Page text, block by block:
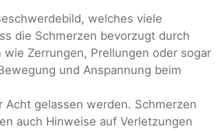
welches viele
die Schmerzen bevorzugt durch
Zerrungen, Prellungen oder sogar
und Anspannung beim
gelassen werden. Schmerzen
auch Hinweise auf Verletzungen